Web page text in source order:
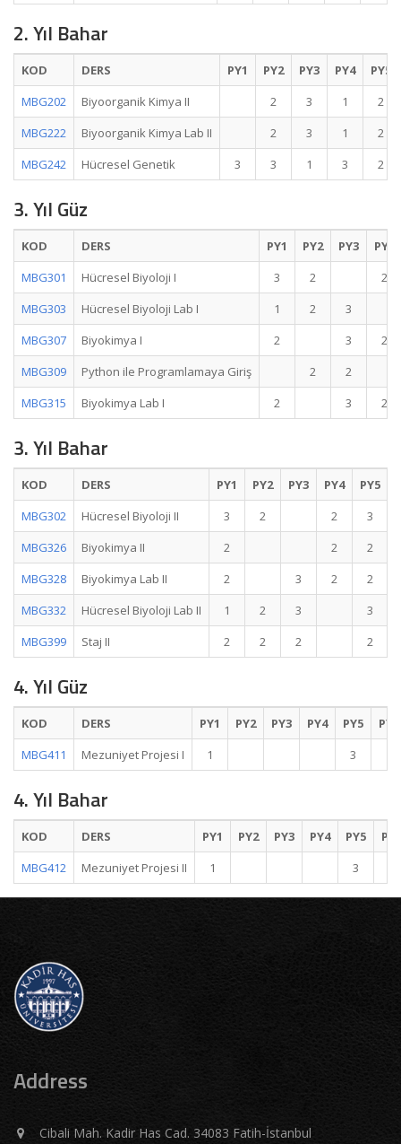
2. Yıl Bahar
KOD DERS PY1 PY2 PY3 PY4
PY5
MBG202
Biyoorganik Kimya II 2 3 1
2
MBG222
Biyoorganik Kimya Lab II 2 3 1
2
MBG242
Hücresel Genetik 3 3 1 3 2
3. Yıl Güz
KOD DERS PY1 PY2 PY3
PY4
MBG301
Hücresel Biyoloji I 3 2
2
MBG303
Hücresel Biyoloji Lab I 1 2
3
MBG307
Biyokimya I 2 3
2
MBG309
Python ile Programlamaya Giriş 2
2
MBG315
Biyokimya Lab I 2 3 2
3. Yıl Bahar
KOD DERS PY1 PY2 PY3 PY4 PY5
MBG302
Hücresel Biyoloji II 3 2 2
3
MBG326
Biyokimya II 2 2
2
MBG328
Biyokimya Lab II 2 3 2
2
MBG332
Hücresel Biyoloji Lab II 1 2 3
3
MBG399
Staj II 2 2 2 2
4. Yıl Güz
KOD DERS PY1 PY2 PY3 PY4 PY5
PY6
MBG411
Mezuniyet Projesi I 1 3
4. Yıl Bahar
KOD DERS PY1 PY2 PY3 PY4 PY5
PY6
MBG412
Mezuniyet Projesi II 1 3
Address
Cibali Mah. Kadir Has Cad. 34083 Fatih-İstanbul